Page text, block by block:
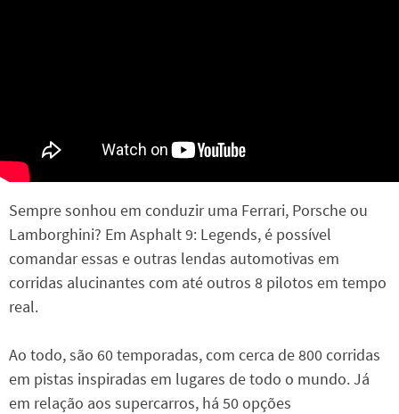
Sempre sonhou em conduzir uma Ferrari, Porsche ou
Lamborghini? Em Asphalt 9: Legends, é possível
comandar essas e outras lendas automotivas em
corridas alucinantes com até outros 8 pilotos em tempo
real.
Ao todo, são 60 temporadas, com cerca de 800 corridas
em pistas inspiradas em lugares de todo o mundo. Já
em relação aos supercarros, há 50 opções